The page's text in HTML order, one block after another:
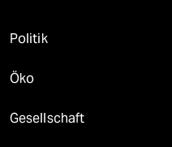
Politik
Öko
Gesellschaft